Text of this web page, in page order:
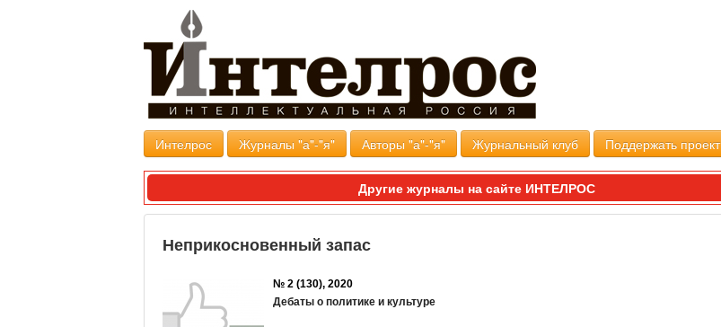
Интелрос Журналы "а"-"я" Авторы "а"-"я" Журнальный клуб Поддержать проект
Другие журналы на сайте ИНТЕЛРОС
Неприкосновенный запас
№ 2 (130), 2020
Дебаты о политике и культуре